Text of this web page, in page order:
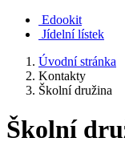
Edookit
Jídelní lístek
Úvodní stránka
Kontakty
Školní družina
Školní